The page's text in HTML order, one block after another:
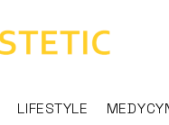
LIFESTYLE